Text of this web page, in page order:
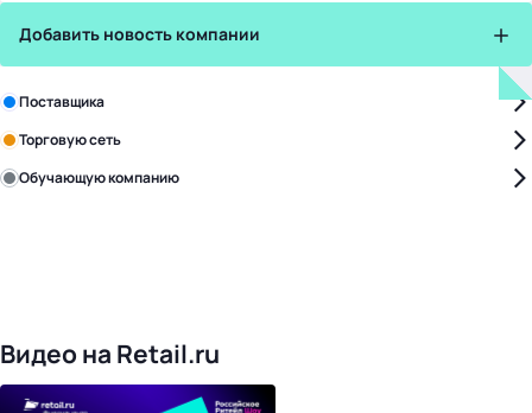
Добавить новость компании
Поставщика
Торговую сеть
Обучающую компанию
Видео на Retail.ru